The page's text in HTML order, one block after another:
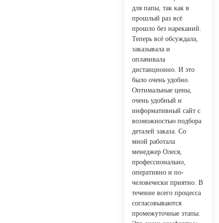
для папы, так как в
прошлый раз всё
прошло без нареканий.
Теперь всё обсуждала,
заказывала и
оплачивала
дистанционно. И это
было очень удобно.
Оптимальные цены,
очень удобный и
информативный сайт с
возможностью подбора
деталей заказа. Со
мной работала
менеджер Олеся,
профессионально,
оперативно и по-
человечески приятно. В
течение всего процесса
согласовываются
промежуточные этапы.